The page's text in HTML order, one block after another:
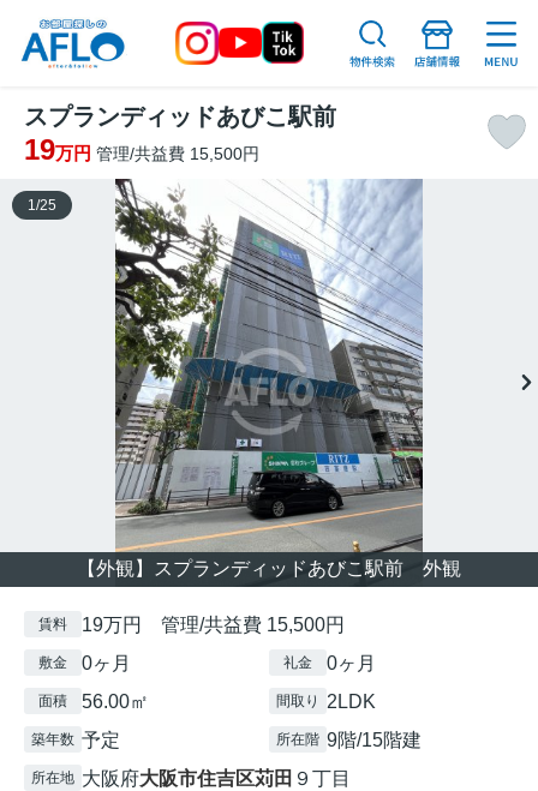
スプランディッドあびこ駅前
19万円 管理/共益費 15,500円
【外観】スプランディッドあびこ駅前 外観
1 /25
賃料 19万円 管理/共益費 15,500円
敷金 0ヶ月 礼金 0ヶ月
面積 56.00㎡ 間取り 2LDK
築年数 予定 所在階 9階/15階建
所在地 大阪府大阪市住吉区苅田 ９丁目